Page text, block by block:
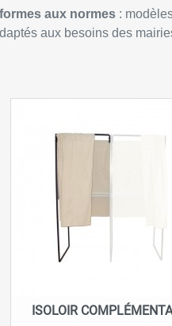
aux normes :
aux besoins des
 Aperçu rapide
ISOLOIR